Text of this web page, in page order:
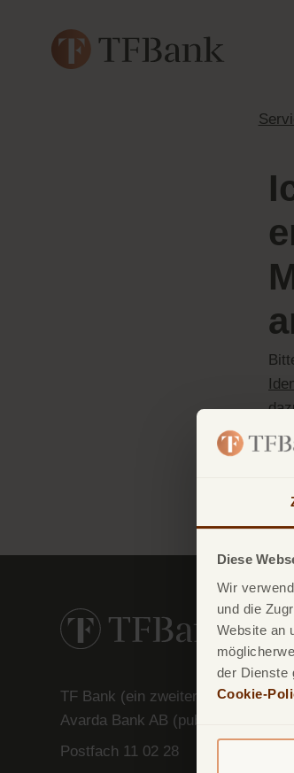
Diese
Wir
und die
Website an
der Dienste
Cookie-
TF Bank (ein zweiter Firmenname
Avarda Bank AB (publ
Postfach 11 02 28